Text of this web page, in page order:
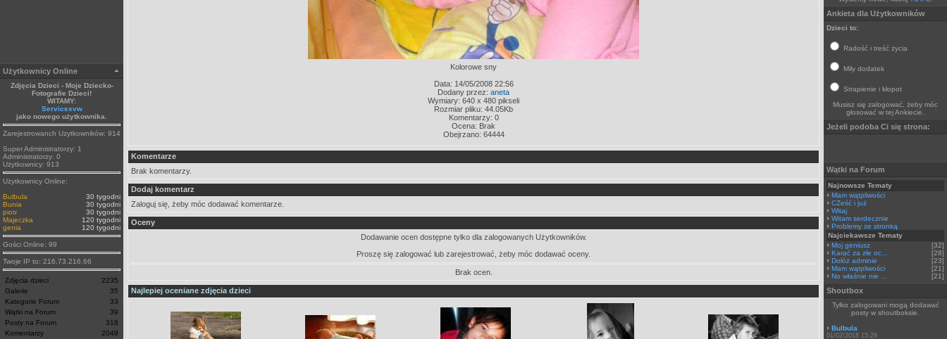
Użytkownicy Online
Zdjęcia Dzieci - Moje Dziecko-
Fotografie Dzieci!
WITAMY:
Servicexvw
jako nowego użytkownika.
Zarejestrowanch Uzytkowników: 914
Super Administratorzy: 1
Administratorzy: 0
Użytkownicy: 913
Użytkownicy Online:
Bulbula
30 tygodni
Bunia
30 tygodni
piotr
30 tygodni
Majeczka
120 tygodni
genia
120 tygodni
Gości Online: 99
Twoje IP to: 216.73.216.66
Zdjęcia dzieci
2235
Galerie
35
Kategorie Forum
33
Wątki na Forum
39
Posty na Forum
318
Komentarzy
2049
Kolorowe sny
Data: 14/05/2008 22:56
Dodany przez: aneta
Wymiary: 640 x 480 pikseli
Rozmiar pliku: 44.05Kb
Komentarzy: 0
Ocena: Brak
Obejrzano: 64444
Komentarze
Brak komentarzy.
Dodaj komentarz
Zaloguj się, żeby móc dodawać komentarze.
Oceny
Dodawanie ocen dostępne tylko dla zalogowanych Użytkowników.
Proszę się zalogować lub zarejestrować, żeby móc dodawać oceny.
Brak ocen.
Najlepiej oceniane zdjęcia dzieci
Ankieta dla Użytkowników
Dzieci to:
Radość i treść życia
Miły dodatek
Strapienie i kłopot
Musisz się zalogować, żeby móc
głosować w tej Ankiecie.
Jeżeli podoba Ci się strona:
Wątki na Forum
Najnowsze Tematy
Mam wątpliwości
CZeść i już
Witaj
Witam serdecznie
Problemy ze stronką
Najciekawsze Tematy
Moj geniusz
[32]
Karać za złe oc...
[28]
Dołóż adminie
[23]
Mam wątpliwości
[21]
No właśnie nie ...
[21]
Shoutbox
Tylko zalogowani mogą dodawać
posty w shoutboksie.
Bulbula
01/02/2018 15:29